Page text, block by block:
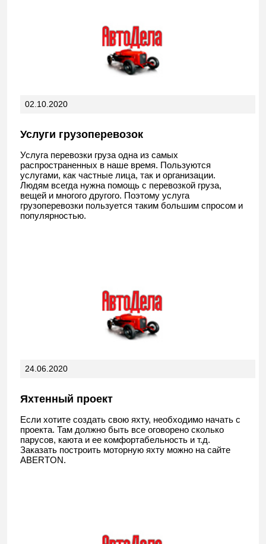
02.10.2020
Услуги грузоперевозок
Услуга перевозки груза одна из самых
распространенных в наше время. Пользуются
услугами, как частные лица, так и организации.
Людям всегда нужна помощь с перевозкой груза,
вещей и многого другого. Поэтому услуга
грузоперевозки пользуется таким большим спросом и
популярностью.
24.06.2020
Яхтенный проект
Если хотите создать свою яхту, необходимо начать с
проекта. Там должно быть все оговорено сколько
парусов, каюта и ее комфортабельность и т.д.
Заказать построить моторную яхту можно на сайте
ABERTON.